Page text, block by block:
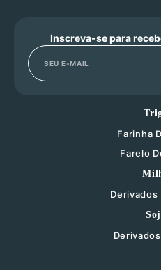
Inscreva-se para
Farinha
Farelo
Derivados